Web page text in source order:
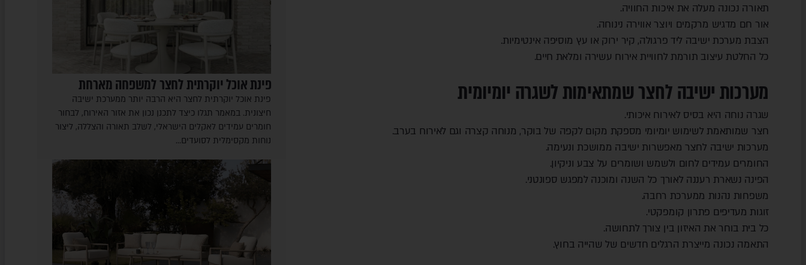
תאורה נכונה מעלה את איכות החוויה.
אור חם מדגיש מרקמים ויוצר אווירה נינוחה.
הצבת מערכת ישיבה ליד פרגולה, קיר ירוק או עץ מוסיפה אינטימיות.
כל החלטת עיצוב תורמת לחוויית אירוח עשירה ומלאת חיים.
מערכות ישיבה לחצר שמתאימות לשגרה יומיומית
שגרה נוחה היא בסיס לאירוח איכותי.
חצר שמותאמת לשימוש יומיומי מספקת מקום לקפה של בוקר, מנוחה קצרה וגם לאירוח בערב.
מערכות ישיבה לחצר מאפשרות ישיבה ממושכת ונעימה.
החומרים עמידים לחום ולשמש ושומרים על צבע וניקיון.
הפינה נשארת רעננה לאורך כל השנה ומוכנה למפגש ספונטני.
משפחות נהנות ממערכת רחבה.
זוגות מעדיפים פתרון קומפקטי.
כל בית בוחר את האיזון בין צורך לתחושה.
התאמה נכונה מייצרת הרגלים חדשים של שהייה בחוץ.
פינת אוכל יוקרתית לחצר למשפחה מארחת
פינת אוכל יוקרתית לחצר היא הרבה יותר ממערכת ישיבה
חיצונית. במאמר תגלו כיצד לתכנן נכון את אזור האירוח, לבחור
חומרים עמידים לאקלים הישראלי, לשלב תאורה והצללה, ליצור
נוחות מקסימלית לסועדים…